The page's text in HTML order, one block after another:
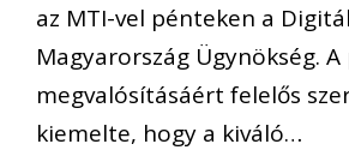
az MTI-vel pénteken a
Magyarország Ügynökség.
megvalósításáért felelős
kiemelte, hogy a kiváló…